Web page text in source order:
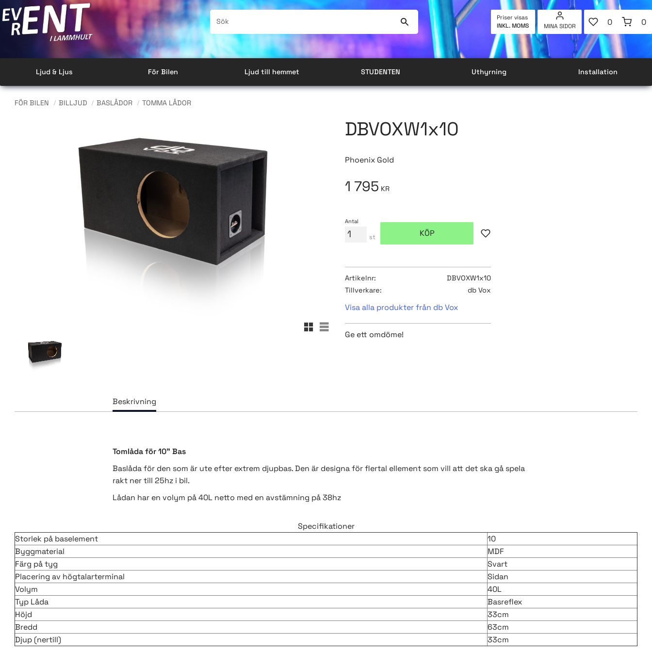
Priser visas
INKL. MOMS
MINA SIDOR
FAVORITER
ANTAL
0 0
Ljud & Ljus För Bilen Ljud till hemmet STUDENTEN Uthyrning Installation
FÖR BILEN BILLJUD BASLÅDOR TOMMA LÅDOR
DBVOXW1x10
Phoenix Gold
Rutnätsvy
Listvy
1 795 KR
Antal
st KÖP Lägg till i favoriter
Artikelnr
DBVOXW1x10
Tillverkare
db Vox
Visa alla produkter från db Vox
Ge ett omdöme!
Tomlåda för 10" Bas
Baslåda för den som är ute efter extrem djupbas. Den är designa för flertal ellement som vill att det ska gå spela
rakt ner till 25hz i bil.
Lådan har en volym på 40L netto med en avstämning på 38hz
Specifikationer
Storlek på baselement
10
Byggmaterial
MDF
Färg på tyg
Svart
Placering av högtalarterminal
Sidan
Volym
40L
Typ Låda
Basreflex
Höjd
33cm
Bredd
63cm
Djup (nertill)
33cm